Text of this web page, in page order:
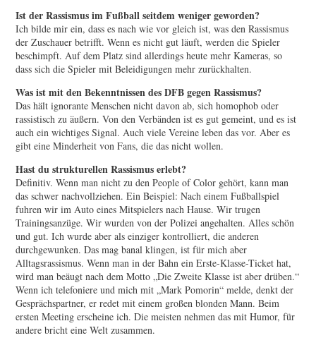
Ist der Rassismus im Fußball seitdem weniger geworden?
Ich bilde mir ein, dass es nach wie vor gleich ist, was den Rassismus
der Zuschauer betrifft. Wenn es nicht gut läuft, werden die Spieler
beschimpft. Auf dem Platz sind allerdings heute mehr Kameras, so
dass sich die Spieler mit Beleidigungen mehr zurückhalten.
Was ist mit den Bekenntnissen des DFB gegen Rassismus?
Das hält ignorante Menschen nicht davon ab, sich homophob oder
rassistisch zu äußern. Von den Verbänden ist es gut gemeint, und es ist
auch ein wichtiges Signal. Auch viele Vereine leben das vor. Aber es
gibt eine Minderheit von Fans, die das nicht wollen.
Hast du strukturellen Rassismus erlebt?
Definitiv. Wenn man nicht zu den People of Color gehört, kann man
das schwer nachvollziehen. Ein Beispiel: Nach einem Fußballspiel
fuhren wir im Auto eines Mitspielers nach Hause. Wir trugen
Trainingsanzüge. Wir wurden von der Polizei angehalten. Alles schön
und gut. Ich wurde aber als einziger kontrolliert, die anderen
durchgewunken. Das mag banal klingen, ist für mich aber
Alltagsrassismus. Wenn man in der Bahn ein Erste-Klasse-Ticket hat,
wird man beäugt nach dem Motto „Die Zweite Klasse ist aber drüben.“
Wenn ich telefoniere und mich mit „Mark Pomorin“ melde, denkt der
Gesprächspartner, er redet mit einem großen blonden Mann. Beim
ersten Meeting erscheine ich. Die meisten nehmen das mit Humor, für
andere bricht eine Welt zusammen.